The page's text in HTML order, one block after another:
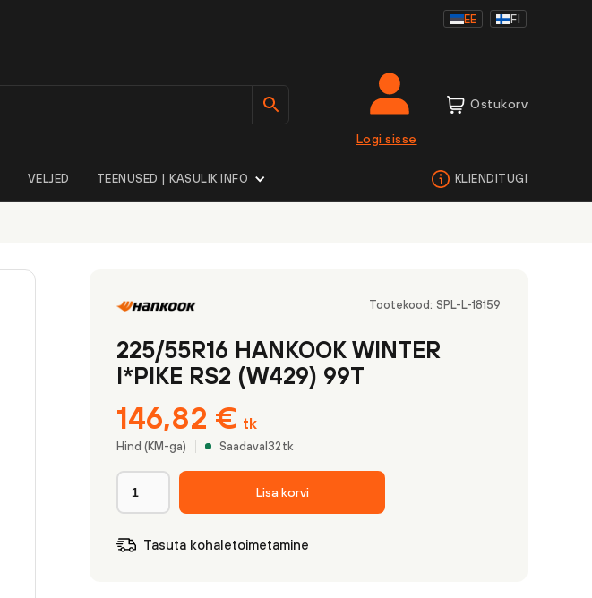
EE FI
Logi sisse
Ostukorv
VELJED TEENUSED | KASULIK INFO KLIENDITUGI
Tootekood: SPL-L-18159
225/55R16 HANKOOK WINTER
I*PIKE RS2 (W429) 99T
146,82 € tk
Hind (KM-ga) Saadaval 32 tk
Lisa korvi
Tasuta kohaletoimetamine